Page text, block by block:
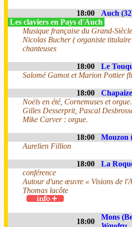
18:00 Auch
Les claviers en Pays d'Auch
Musique française du Grand-Siècle
Nicolas Bucher ( organiste
chanteuses
18:00
Le
Salomé Gamot et Marion Pottier
18:00
Noëls en été, Cornemuses et orgue.
Gilles Desserprit, Pascal
Mike Carver : orgue.
18:00 Mouzon
Aurelien Fillion
18:00
La
conférence
Autour d'une œuvre « Visions de
Thomas lacôte
18:00
Mons